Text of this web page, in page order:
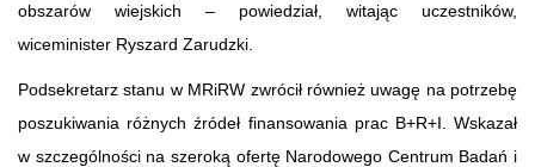
obszarów wiejskich – powiedział, witając uczestników,
wiceminister Ryszard Zarudzki.
Podsekretarz stanu w MRiRW zwrócił również uwagę na potrzebę
poszukiwania różnych źródeł finansowania prac B+R+I. Wskazał
w szczególności na szeroką ofertę Narodowego Centrum Badań i